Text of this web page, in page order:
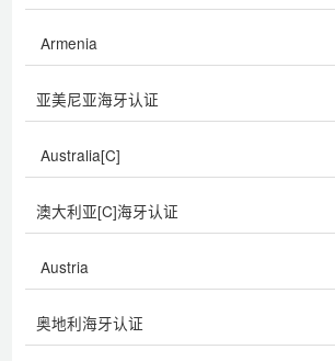
Armenia
亚美尼亚海牙认证
Australia[C]
澳大利亚[C]海牙认证
Austria
奥地利海牙认证